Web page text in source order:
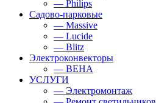
— Philips
Садово-парковые
— Massive
— Lucide
— Blitz
Электроконвекторы
— BEHA
УСЛУГИ
— Электромонтаж